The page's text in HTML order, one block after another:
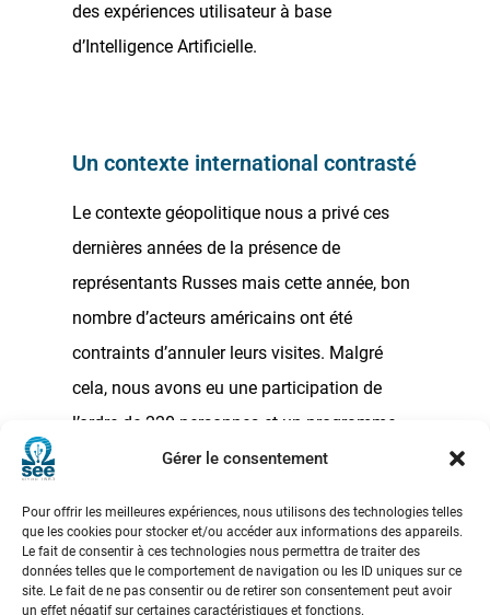
Gérer le consentement
Pour offrir les meilleures expériences, nous utilisons des technologies telles
que les cookies pour stocker et/ou accéder aux informations des appareils.
Le fait de consentir à ces technologies nous permettra de traiter des
données telles que le comportement de navigation ou les ID uniques sur ce
site. Le fait de ne pas consentir ou de retirer son consentement peut avoir
un effet négatif sur certaines caractéristiques et fonctions.
des expériences utilisateur à base
d’Intelligence Artificielle.
Un contexte international contrasté
Le contexte géopolitique nous a privé ces
dernières années de la présence de
représentants Russes mais cette année, bon
nombre d’acteurs américains ont été
contraints d’annuler leurs visites. Malgré
cela, nous avons eu une participation de
l’ordre de 220 personnes et un programme
de qualité. Le mardi soir, le dîner de gala
Baudis de Toulouse dans une salle
comptant presque 100 convives.